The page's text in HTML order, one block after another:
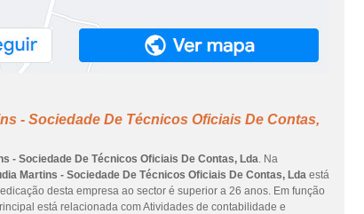
- Sociedade De Técnicos Oficiais De Contas,
- Sociedade De Técnicos Oficiais De Contas, Lda. Na
Martins - Sociedade De Técnicos Oficiais De Contas, Lda está
desta empresa ao sector é superior a 26 anos. Em função
está relacionada com Atividades de contabilidade e